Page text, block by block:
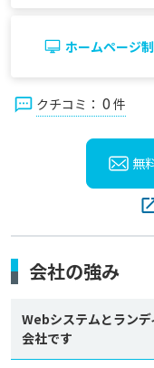
ホームページ
クチコミ： 0 件
無
会社の強み
Webシステムとラン
会社です